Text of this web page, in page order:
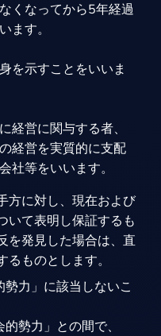
くなってから5年経過
ます。
を示すことをいいま
経営に関与する者、
経営を実質的に支配
社等をいいます。
方に対し、現在および
いて表明し保証するも
を発見した場合は、直
ものとします。
力」に該当しないこ
勢力」との間で、